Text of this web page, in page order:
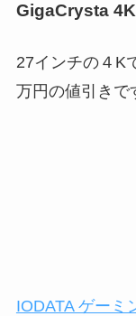
GigaCrysta
27インチの４K
万円の値引きで
IODATA ゲーミ